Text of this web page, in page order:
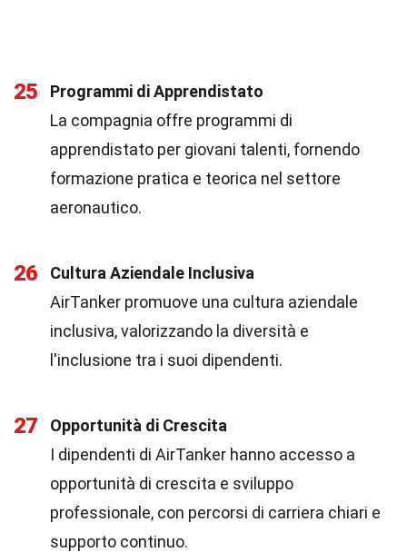
25
Programmi di Apprendistato
La compagnia offre programmi di
apprendistato per giovani talenti, fornendo
formazione pratica e teorica nel settore
aeronautico.
26
Cultura Aziendale Inclusiva
AirTanker promuove una cultura aziendale
inclusiva, valorizzando la diversità e
l'inclusione tra i suoi dipendenti.
27
Opportunità di Crescita
I dipendenti di AirTanker hanno accesso a
opportunità di crescita e sviluppo
professionale, con percorsi di carriera chiari e
supporto continuo.